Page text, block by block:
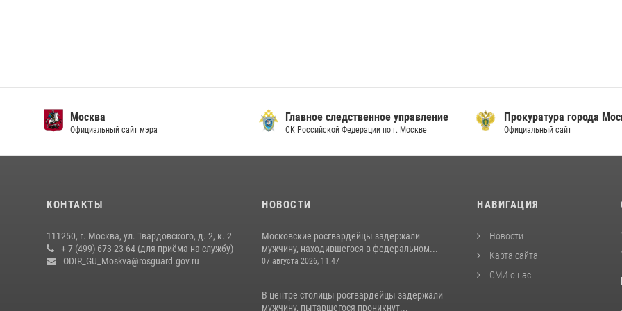
Москва
Официальный сайт мэра
Главное следственное управление
СК Российской Федерации по г. Москве
Прокуратура города
Официальный сайт
КОНТАКТЫ
111250, г. Москва, ул. Твардовского, д. 2, к. 2
+ 7 (499) 673-23-64 (для приёма на службу)
ODIR_GU_Moskva@rosguard.gov.ru
НОВОСТИ
Московские росгвардейцы задержали
мужчину, находившегося в федеральном...
07 августа 2026, 11:47
В центре столицы росгвардейцы задержали
мужчину, пытавшегося проникнут...
НАВИГАЦИЯ
Новости
Карта сайта
СМИ о нас